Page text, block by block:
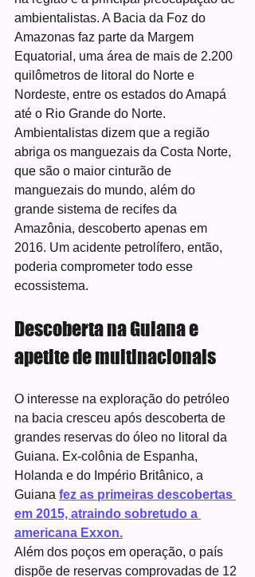
ambientalistas. A Bacia da Foz do
Amazonas faz parte da Margem
Equatorial, uma área de mais de 2.200
quilômetros de litoral do Norte e
Nordeste, entre os estados do Amapá
até o Rio Grande do Norte.
Ambientalistas dizem que a região
abriga os manguezais da Costa Norte,
que são o maior cinturão de
manguezais do mundo, além do
grande sistema de recifes da
Amazônia, descoberto apenas em
2016. Um acidente petrolífero, então,
poderia comprometer todo esse
ecossistema.
Descoberta na Guiana e
apetite de multinacionais
O interesse na exploração do petróleo
na bacia cresceu após descoberta de
grandes reservas do óleo no litoral da
Guiana. Ex-colônia de Espanha,
Holanda e do Império Britânico, a
Guiana fez as primeiras descobertas
em 2015, atraindo sobretudo a
americana Exxon.
Além dos poços em operação, o país
dispõe de reservas comprovadas de 12